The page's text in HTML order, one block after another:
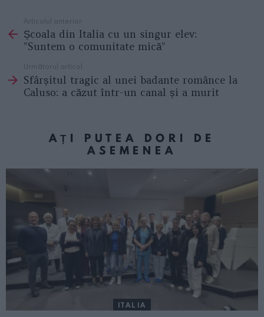
more
Articolul anterior
Școala din Italia cu un singur elev:
”Suntem o comunitate mică”
Următorul articol
Sfârșitul tragic al unei badante românce la
Caluso: a căzut într-un canal și a murit
AȚI PUTEA DORI DE
ASEMENEA
ITALIA